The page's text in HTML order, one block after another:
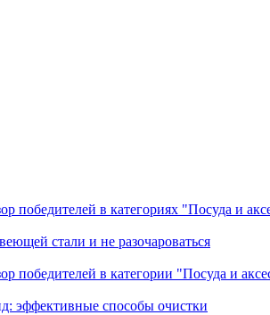
победителей в категориях "Посуда и
стали и не разочароваться
победителей в категории "Посуда и
эффективные способы очистки